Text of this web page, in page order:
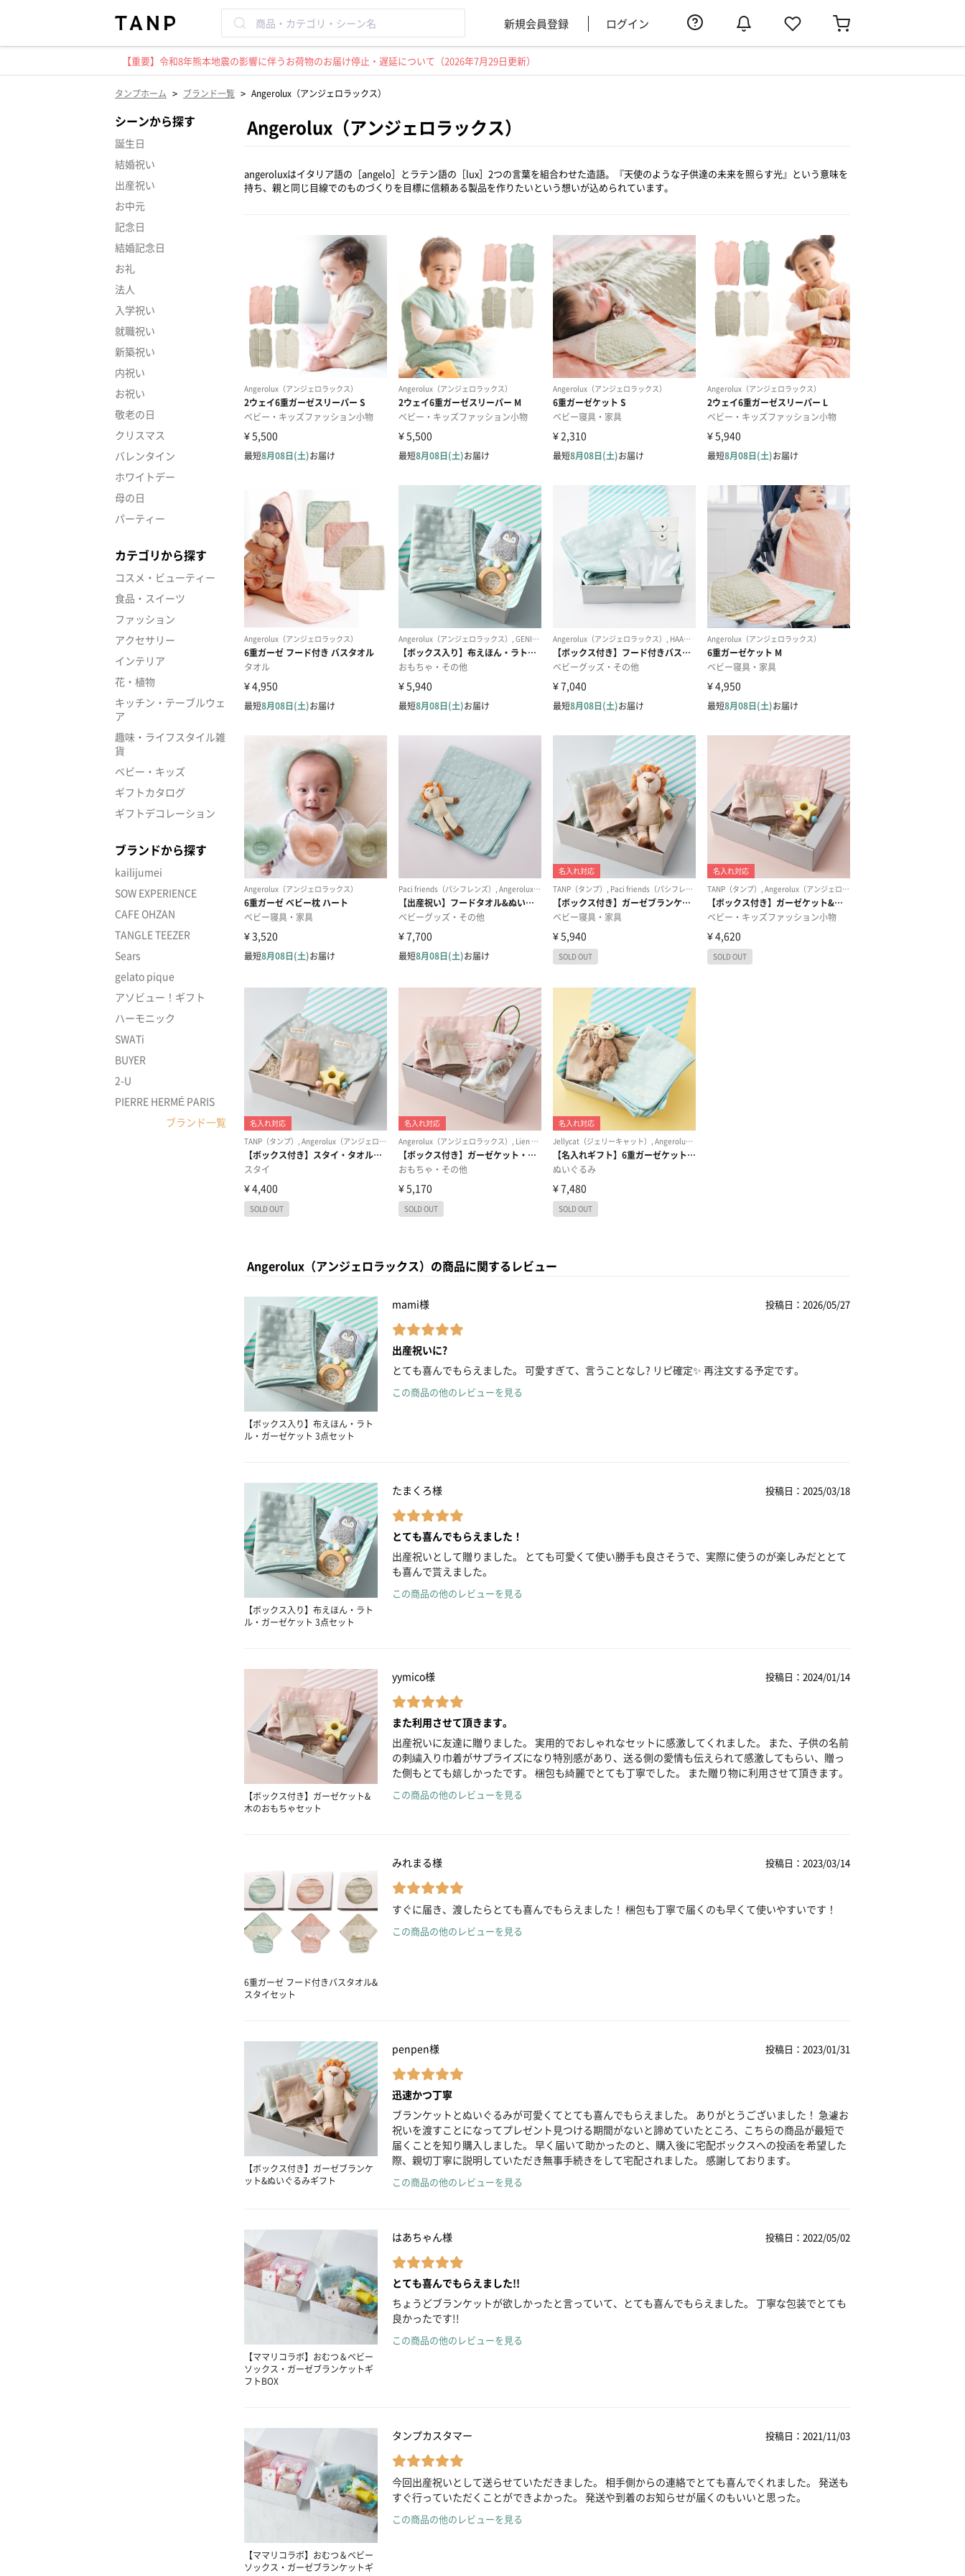
新規会員登録 ログイン
【重要】令和8年熊本地震の影響に伴うお荷物のお届け停止・遅延について（2026年7月29日更新）
タンプホーム > ブランド一覧 > Angerolux（アンジェロラックス）
シーンから探す
誕生日
結婚祝い
出産祝い
お中元
記念日
結婚記念日
お礼
法人
入学祝い
就職祝い
新築祝い
内祝い
お祝い
敬老の日
クリスマス
バレンタイン
ホワイトデー
母の日
パーティー
カテゴリから探す
コスメ・ビューティー
食品・スイーツ
ファッション
アクセサリー
インテリア
花・植物
キッチン・テーブルウェ
ア
趣味・ライフスタイル雑
貨
ベビー・キッズ
ギフトカタログ
ギフトデコレーション
ブランドから探す
kailijumei
SOW EXPERIENCE
CAFE OHZAN
TANGLE TEEZER
Sears
gelato pique
アソビュー！ギフト
ハーモニック
SWATi
BUYER
2-U
PIERRE HERMÉ PARIS
ブランド一覧
Angerolux（アンジェロラックス）
angeroluxはイタリア語の［angelo］とラテン語の［lux］2つの言葉を組合わせた造語。『天使のような子供達の未来を照らす光』という意味を
持ち、親と同じ目線でのものづくりを目標に信頼ある製品を作りたいという想いが込められています。
Angerolux（アンジェロラックス）の商品に関するレビュー
【ボックス入り】布えほん・ラト
ル・ガーゼケット 3点セット
mami様 投稿日：2026/05/27
出産祝いに?
とても喜んでもらえました。 可愛すぎて、言うことなし? リピ確定✨ 再注文する予定です。
この商品の他のレビューを見る
【ボックス入り】布えほん・ラト
ル・ガーゼケット 3点セット
たまくろ様 投稿日：2025/03/18
とても喜んでもらえました！
出産祝いとして贈りました。 とても可愛くて使い勝手も良さそうで、実際に使うのが楽しみだととて
も喜んで貰えました。
この商品の他のレビューを見る
【ボックス付き】ガーゼケット&
木のおもちゃセット
yymico様 投稿日：2024/01/14
また利用させて頂きます。
出産祝いに友達に贈りました。 実用的でおしゃれなセットに感激してくれました。 また、子供の名前
の刺繍入り巾着がサプライズになり特別感があり、送る側の愛情も伝えられて感激してもらい、贈っ
た側もとても嬉しかったです。 梱包も綺麗でとても丁寧でした。 また贈り物に利用させて頂きます。
この商品の他のレビューを見る
6重ガーゼ フード付きバスタオル&
スタイセット
みれまる様 投稿日：2023/03/14
すぐに届き、渡したらとても喜んでもらえました！ 梱包も丁寧で届くのも早くて使いやすいです！
この商品の他のレビューを見る
【ボックス付き】ガーゼブランケ
ット&ぬいぐるみギフト
penpen様 投稿日：2023/01/31
迅速かつ丁寧
ブランケットとぬいぐるみが可愛くてとても喜んでもらえました。 ありがとうございました！ 急遽お
祝いを渡すことになってプレゼント見つける期間がないと諦めていたところ、こちらの商品が最短で
届くことを知り購入しました。 早く届いて助かったのと、購入後に宅配ボックスへの投函を希望した
際、親切丁寧に説明していただき無事手続きをして宅配されました。 感謝しております。
この商品の他のレビューを見る
【ママリコラボ】おむつ＆ベビー
ソックス・ガーゼブランケットギ
フトBOX
はあちゃん様 投稿日：2022/05/02
とても喜んでもらえました!!
ちょうどブランケットが欲しかったと言っていて、とても喜んでもらえました。 丁寧な包装でとても
良かったです!!
この商品の他のレビューを見る
【ママリコラボ】おむつ＆ベビー
ソックス・ガーゼブランケットギ
タンプカスタマー 投稿日：2021/11/03
今回出産祝いとして送らせていただきました。 相手側からの連絡でとても喜んでくれました。 発送も
すぐ行っていただくことができよかった。 発送や到着のお知らせが届くのもいいと思った。
この商品の他のレビューを見る